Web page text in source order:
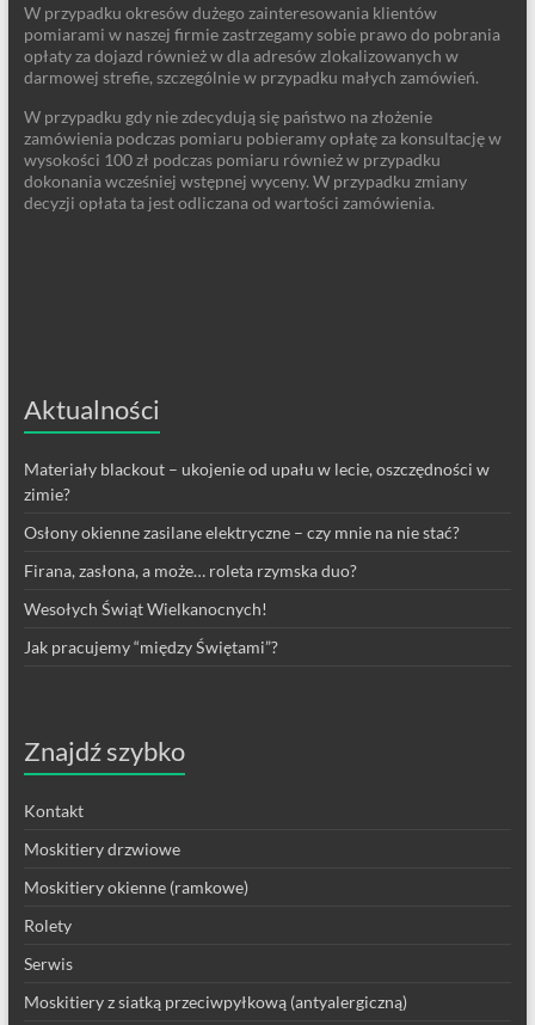
W przypadku okresów dużego zainteresowania klientów
pomiarami w naszej firmie zastrzegamy sobie prawo do pobrania
opłaty za dojazd również w dla adresów zlokalizowanych w
darmowej strefie, szczególnie w przypadku małych zamówień.
W przypadku gdy nie zdecydują się państwo na złożenie
zamówienia podczas pomiaru pobieramy opłatę za konsultację w
wysokości 100 zł podczas pomiaru również w przypadku
dokonania wcześniej wstępnej wyceny. W przypadku zmiany
decyzji opłata ta jest odliczana od wartości zamówienia.
Aktualności
Materiały blackout – ukojenie od upału w lecie, oszczędności w
zimie?
Osłony okienne zasilane elektryczne – czy mnie na nie stać?
Firana, zasłona, a może… roleta rzymska duo?
Wesołych Świąt Wielkanocnych!
Jak pracujemy “między Świętami”?
Znajdź szybko
Kontakt
Moskitiery drzwiowe
Moskitiery okienne (ramkowe)
Rolety
Serwis
Moskitiery z siatką przeciwpyłkową (antyalergiczną)